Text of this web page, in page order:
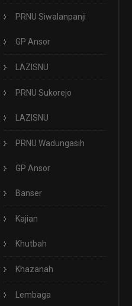
PRNU Siwalanpanji
GP Ansor
LAZISNU
PRNU Sukorejo
LAZISNU
PRNU Wadungasih
GP Ansor
Banser
Kajian
Khutbah
Khazanah
Lembaga